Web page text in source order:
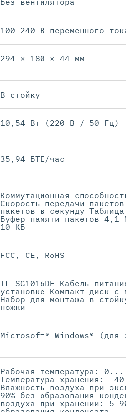
Без вентилятора
100–240 В переменного
294 × 180 × 44 мм
В стойку
10,54 Вт (220 В / 50 Гц)
35,94 БТЕ/час
Коммутационная
Скорость передачи
пакетов в секунду
Буфер памяти пакетов 4,1
10 КБ
FCC, CE, RoHS
TL-SG1016DE Кабель
установке Компакт-диск с
Набор для монтажа в
ножки
Microsoft® Windows® (для
Рабочая температура:
Температура хранения:
Влажность воздуха при
90% без образования
воздуха при хранении: